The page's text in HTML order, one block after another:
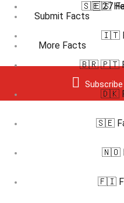
Submit Facts
More Facts
🇸🇪 27
🇪🇸
🇮🇹
🇧🇷 🇵🇹
🇩🇰
🇸🇪
🇳🇴
🇫🇮